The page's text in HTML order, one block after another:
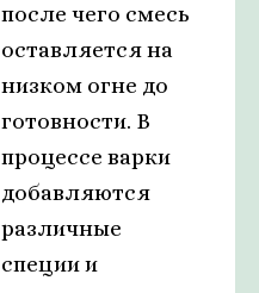
после чего смесь
оставляется на
низком огне до
готовности. В
процессе варки
добавляются
различные
специи и